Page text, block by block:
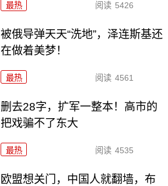
最热 阅读 5426
被俄导弹天天“洗地”，泽连斯基还
在做着美梦！
最热 阅读 4561
删去28字，扩军一整本！高市的
把戏骗不了东大
最热 阅读 4535
欧盟想关门，中国人就翻墙，布